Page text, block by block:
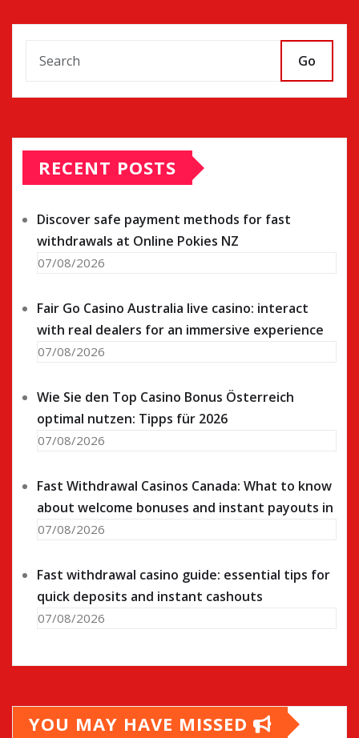
Go
RECENT POSTS
Discover safe payment methods for fast
withdrawals at Online Pokies NZ
07/08/2026
Fair Go Casino Australia live casino: interact
with real dealers for an immersive experience
07/08/2026
Wie Sie den Top Casino Bonus Österreich
optimal nutzen: Tipps für 2026
07/08/2026
Fast Withdrawal Casinos Canada: What to know
about welcome bonuses and instant payouts in
07/08/2026
Fast withdrawal casino guide: essential tips for
quick deposits and instant cashouts
07/08/2026
YOU MAY HAVE MISSED